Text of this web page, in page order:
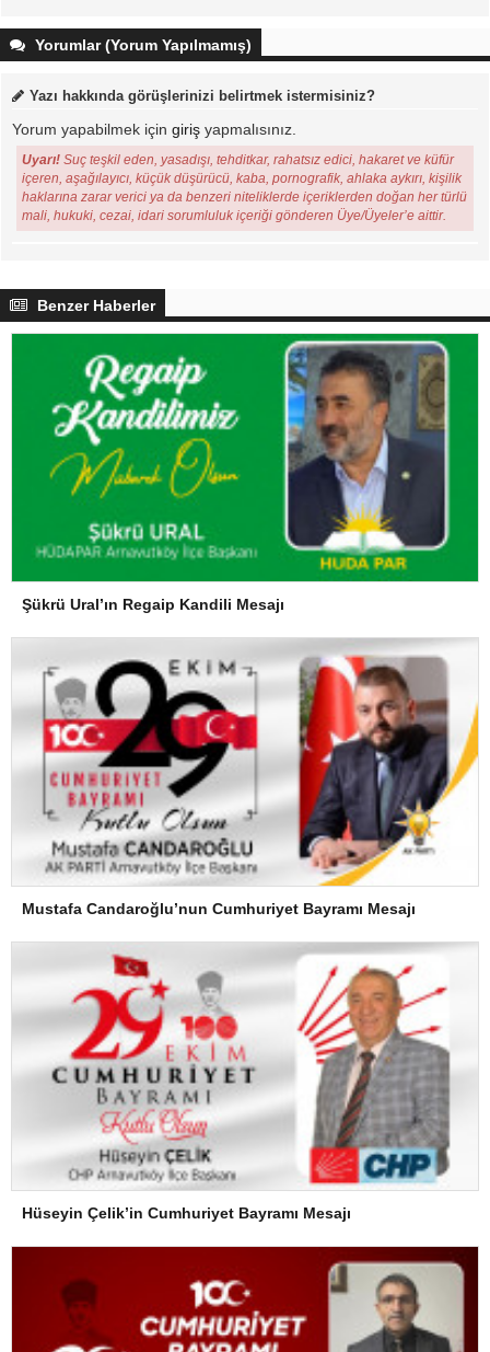
Yorumlar (Yorum Yapılmamış)
Yazı hakkında görüşlerinizi belirtmek istermisiniz?
Yorum yapabilmek için giriş yapmalısınız.
Uyarı! Suç teşkil eden, yasadışı, tehditkar, rahatsız edici, hakaret ve küfür
içeren, aşağılayıcı, küçük düşürücü, kaba, pornografik, ahlaka aykırı, kişilik
haklarına zarar verici ya da benzeri niteliklerde içeriklerden doğan her türlü
mali, hukuki, cezai, idari sorumluluk içeriği gönderen Üye/Üyeler’e aittir.
Benzer Haberler
Şükrü Ural’ın Regaip Kandili Mesajı
Mustafa Candaroğlu’nun Cumhuriyet Bayramı Mesajı
Hüseyin Çelik’in Cumhuriyet Bayramı Mesajı